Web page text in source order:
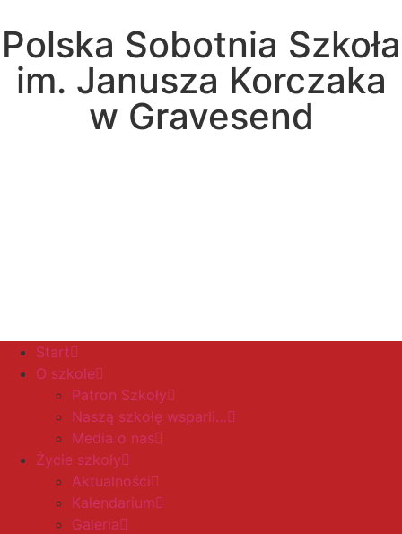
Polska Sobotnia Szkoła
im. Janusza Korczaka
w Gravesend
Start
O szkole
Patron Szkoły
Naszą szkołę wsparli…
Media o nas
Życie szkoły
Aktualności
Kalendarium
Galeria